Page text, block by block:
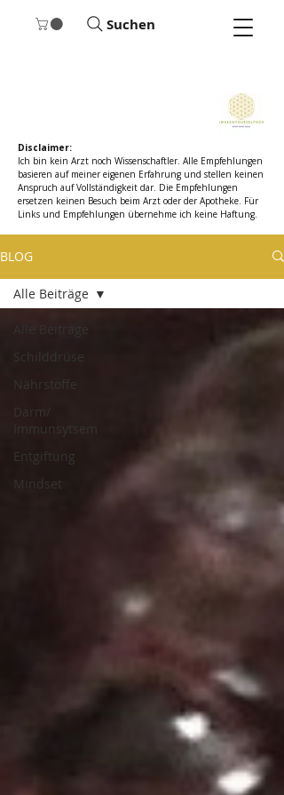
Suchen
​Disclaimer:
Ich bin kein Arzt noch Wissenschaftler. Alle Empfehlungen
basieren auf meiner eigenen Erfahrung und stellen keinen
Anspruch auf Vollständigkeit dar. Die Empfehlungen
ersetzen keinen Besuch beim Arzt oder der Apotheke. Für
Links und Empfehlungen übernehme ich keine Haftung.
BLOG
Alle Beiträge
Schilddrüse
Nährstoffe
Darm/
Immunsytsem
Entgiftung
Mindset
Alle Beiträge